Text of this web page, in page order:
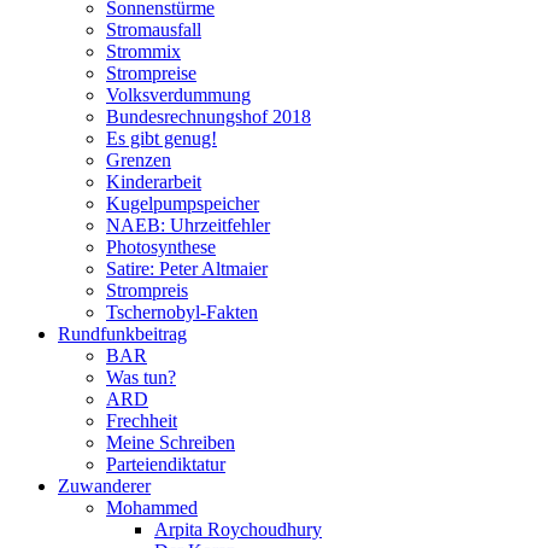
Sonnenstürme
Stromausfall
Strommix
Strompreise
Volksverdummung
Bundesrechnungshof 2018
Es gibt genug!
Grenzen
Kinderarbeit
Kugelpumpspeicher
NAEB: Uhrzeitfehler
Photosynthese
Satire: Peter Altmaier
Strompreis
Tschernobyl-Fakten
Rundfunkbeitrag
BAR
Was tun?
ARD
Frechheit
Meine Schreiben
Parteiendiktatur
Zuwanderer
Mohammed
Arpita Roychoudhury